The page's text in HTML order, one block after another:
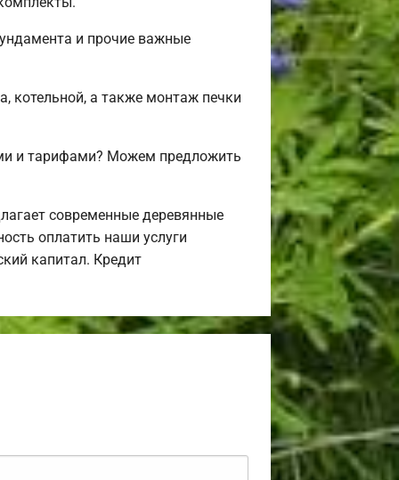
и прочие важные
котельной, а также монтаж печки
и тарифами? Можем предложить
современные деревянные
оплатить наши услуги
капитал. Кредит